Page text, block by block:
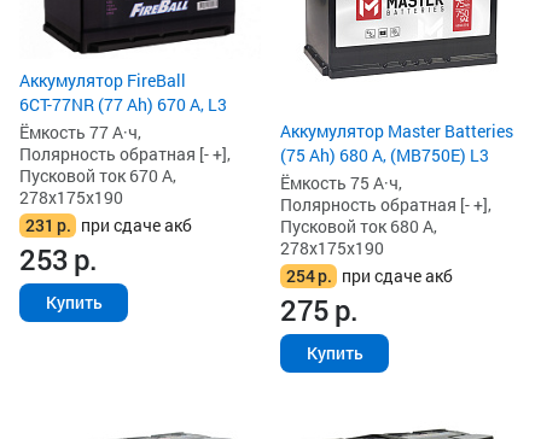
Аккумулятор FireBall
6СТ-77NR (77 Ah) 670 А, L3
Ёмкость 77 А·ч,
Полярность обратная [- +],
Пусковой ток 670 А,
278x175x190
231 р. при сдаче акб
253р.
Купить
Аккумулятор Master Batteries
(75 Ah) 680 А, (MB750E) L3
Ёмкость 75 А·ч,
Полярность обратная [- +],
Пусковой ток 680 А,
278x175x190
254р. при сдаче акб
275р.
Купить